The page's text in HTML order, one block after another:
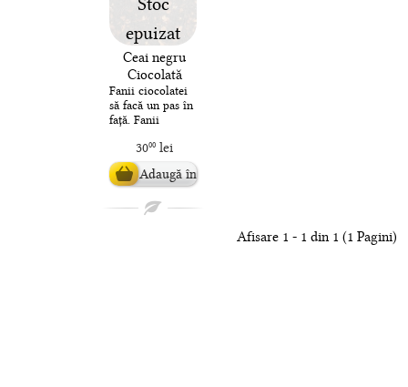
epuizat
Ceai negru
Ciocolată
Belgiană
Fanii ciocolatei
să facă un pas în
față. Fanii
belgiene să facă
doi. Cu cât mai
mulți paș..
3000lei
Adaugă în
coș
Afisare 1 - 1 din 1 (1 Pagini)